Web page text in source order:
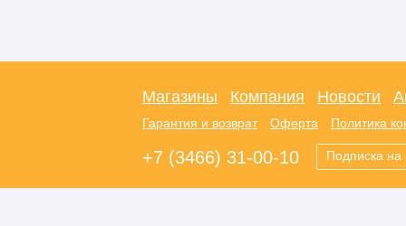
Магазины Компания Новости
Гарантия и возврат Оферта Политика
+7 (3466) 31-00-10 Подписка на